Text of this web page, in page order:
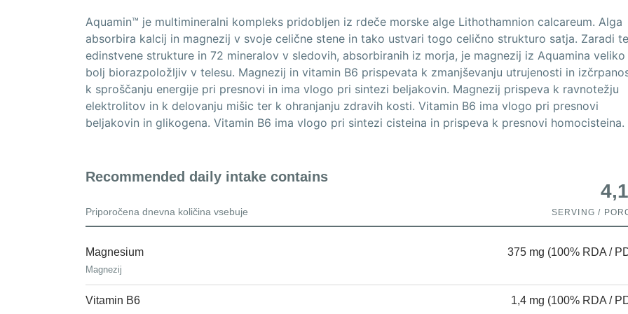
Aquamin™ je multimineralni kompleks pridobljen iz rdeče morske alge Lithothamnion calcareum. Alga
absorbira kalcij in magnezij v svoje celične stene in tako ustvari togo celično strukturo satja. Zaradi te
edinstvene strukture in 72 mineralov v sledovih, absorbiranih iz morja, je magnezij iz Aquamina veliko
bolj biorazpoložljiv v telesu. Magnezij in vitamin B6 prispevata k zmanjševanju utrujenosti in
k sproščanju energije pri presnovi in ima vlogo pri sintezi beljakovin. Magnezij prispeva k ravnotežju
elektrolitov in k delovanju mišic ter k ohranjanju zdravih kosti. Vitamin B6 ima vlogo pri presnovi
beljakovin in glikogena. Vitamin B6 ima vlogo pri sintezi cisteina in prispeva k presnovi homocisteina.
Recommended daily intake contains
Priporočena dnevna količina vsebuje SERVING /
Magnesium
Magnezij
375 mg (100% RDA /
Vitamin B6 1,4 mg (100% RDA /